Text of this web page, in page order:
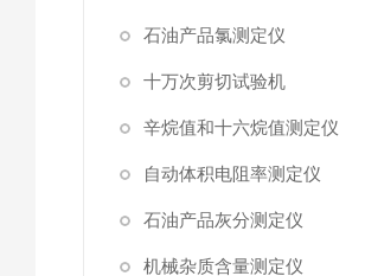
石油产品氯测定仪
十万次剪切试验机
辛烷值和十六烷值测定仪
自动体积电阻率测定仪
石油产品灰分测定仪
机械杂质含量测定仪